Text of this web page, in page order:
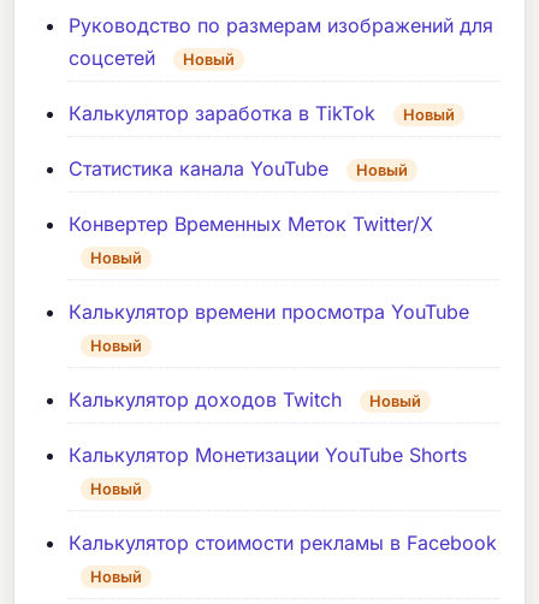
Руководство по размерам изображений для
соцсетей
Новый
Калькулятор заработка в TikTok Новый
Статистика канала YouTube Новый
Конвертер Временных Меток Twitter/X
Новый
Калькулятор времени просмотра YouTube
Новый
Калькулятор доходов Twitch Новый
Калькулятор Монетизации YouTube Shorts
Новый
Калькулятор стоимости рекламы в Facebook
Новый